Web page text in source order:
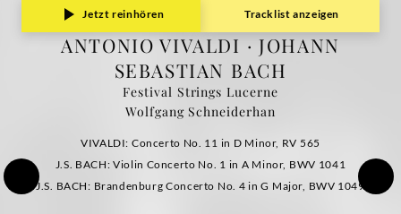
Jetzt reinhören Tracklist anzeigen
ANTONIO VIVALDI · JOHANN
SEBASTIAN BACH
Festival Strings Lucerne
Wolfgang Schneiderhan
VIVALDI: Concerto No. 11 in D Minor, RV 565
J.S. BACH: Violin Concerto No. 1 in A Minor, BWV 1041
J.S. BACH: Brandenburg Concerto No. 4 in G Major, BWV 1049